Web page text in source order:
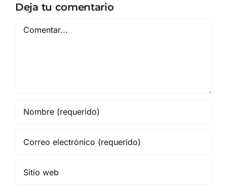
Deja tu comentario